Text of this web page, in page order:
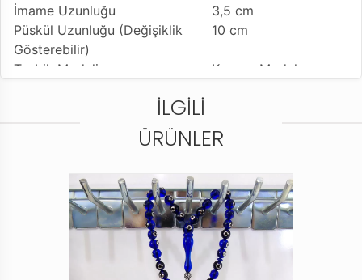
İmame Uzunluğu
3,5 cm
Püskül Uzunluğu (Değişiklik
Gösterebilir)
10 cm
Tesbih Modeli
Kesme Model
Kamçı
Uygundur
Tesbihi Çekme Özelliği
Tekli vr Çiftli Çekime
Uygun
Standart Tesbih İpi
Paketleme ve Gönderim Şekli
Standart Tesbih
İLGILI
ÜRÜNLER